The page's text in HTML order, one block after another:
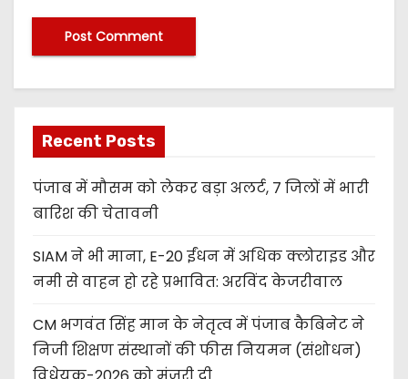
Recent Posts
पंजाब में मौसम को लेकर बड़ा अलर्ट, 7 जिलों में भारी
बारिश की चेतावनी
SIAM ने भी माना, E-20 ईंधन में अधिक क्लोराइड और
नमी से वाहन हो रहे प्रभावित: अरविंद केजरीवाल
CM भगवंत सिंह मान के नेतृत्व में पंजाब कैबिनेट ने
निजी शिक्षण संस्थानों की फीस नियमन (संशोधन)